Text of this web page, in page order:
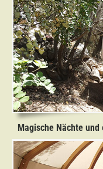
Magische Nächte